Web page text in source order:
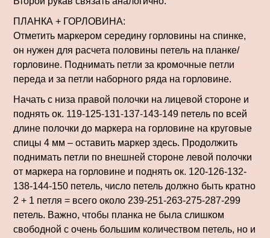
ПЛАНКА + ГОРЛОВИНА:
Отметить маркером середину горловины на спинке,
он нужен для расчета половины петель на планке/
горловине. Поднимать петли за кромочные петли
переда и за петли наборного ряда на горловине.
Начать с низа правой полочки на лицевой стороне и
поднять ок. 119-125-131-137-143-149 петель по всей
длине полочки до маркера на горловине на круговые
спицы 4 мм – оставить маркер здесь. Продолжить
поднимать петли по внешней стороне левой полочки
от маркера на горловине и поднять ок. 120-126-132-
138-144-150 петель, число петель должно быть кратно
2 + 1 петля = всего около 239-251-263-275-287-299
петель. Важно, чтобы планка не была слишком
свободной с очень большим количеством петель, но и